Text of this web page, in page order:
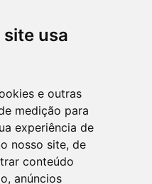
site usa
e outras
medição para
experiência de
nosso site, de
conteúdo
anúncios
DE
DE CARAPICUÍBA
0001-40